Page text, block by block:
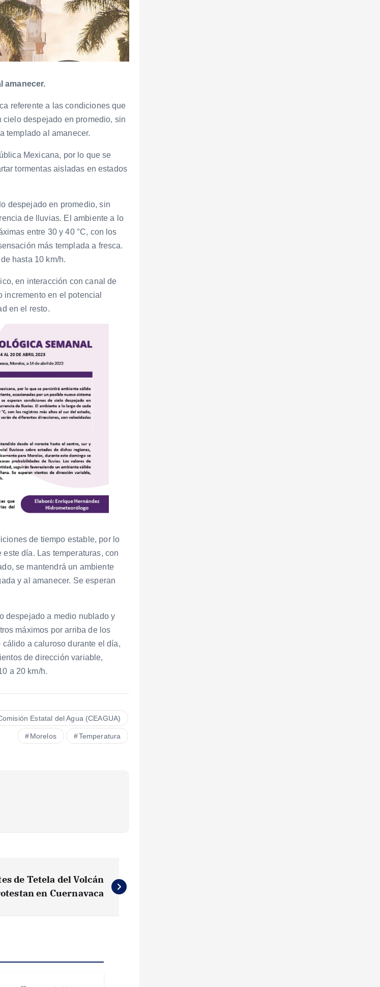
amanecer.
referente a las condiciones que
despejado en promedio, sin
templado al amanecer.
Mexicana, por lo que se
tormentas aisladas en estados
despejado en promedio, sin
de lluvias. El ambiente a lo
entre 30 y 40 °C, con los
más templada a fresca.
hasta 10 km/h.
en interacción con canal de
en el potencial
en el resto.
de tiempo estable, por lo
día. Las temperaturas, con
se mantendrá un ambiente
y al amanecer. Se esperan
despejado a medio nublado y
máximos por arriba de los
a caluroso durante el día,
de dirección variable,
a 20 km/h.
Estatal del Agua (CEAGUA)
Morelos Temperatura
de Tetela del Volcán
en Cuernavaca